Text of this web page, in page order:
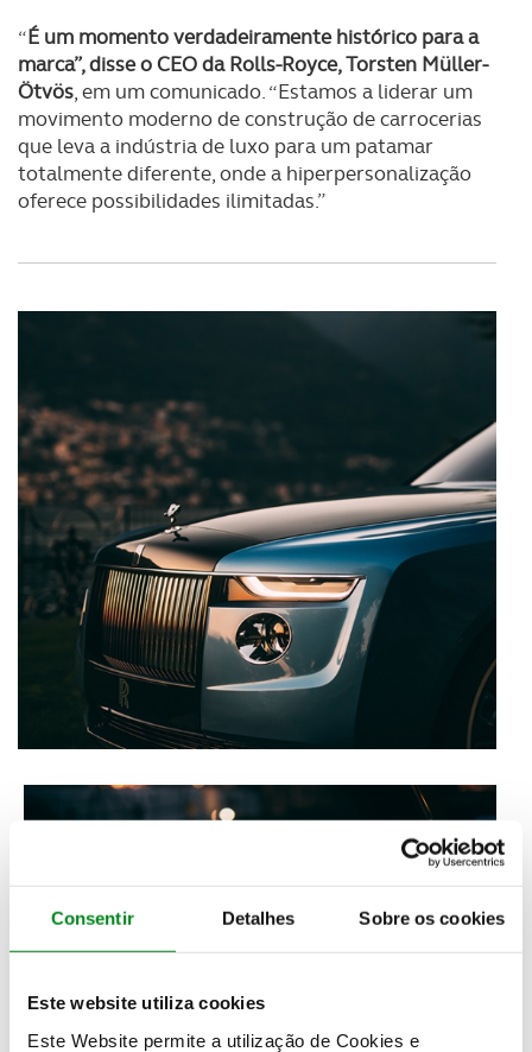
Consentir Detalhes Sobre os cookies
Este website utiliza cookies
Este Website permite a utilização de Cookies e
“É um momento verdadeiramente histórico para a
marca”, disse o CEO da Rolls-Royce, Torsten Müller-
Ötvös, em um comunicado. “Estamos a liderar um
movimento moderno de construção de carrocerias
que leva a indústria de luxo para um patamar
totalmente diferente, onde a hiperpersonalização
oferece possibilidades ilimitadas.”